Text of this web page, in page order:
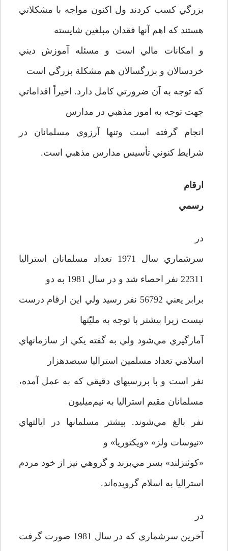
بزرگي کسب کردند ول اکنون مواجه با مشکلاتي
هستند که اهم آنها فقدان مبلغين شايسته
و امکانات مالي است و مسئله آموزش ديني
خردسالان و بزرگسالان هم مشکلة بزرگي است
که توجه به آن ضرورتي کامل دارد. اخيراً اقداماتي
جهت توجه به امور مذهبي در مدارس
انجام گرفته است وتنها آرزوي مسلمانان در
شرايط کنوني تأسيس مدارس مذهبي است.
ارقام
رسمي
در
سرشماري سال 1971 تعداد مسلمانان استراليا
22311 نفر احصاء شد و در سال 1981 به دو
برابر يعني 56792 نفر رسيد ولي اين ارقام درست
نيست زيرا بيشتر با توجه به مليّتها
آمارگيري مي‌شود ولي به گفته يکي از سازمانهاي
اسلامي تعداد مسلمين استراليا سيصدهزار
نفر است و با بررسيهاي دقيقي که به عمل آمده،
مسلمانان مقيم استراليا به نيم‌ميليون
نفر بالغ مي‌شوند. بيشتر مسلمانها در ايالتهاي
«نيوسات ولز» «ويکتوريا» و
«کوئنزلند» بسر مي‌برند و گروهي نيز از خود مردم
استراليا به اسلام گرويده‌اند.
در
آخرين سرشماري که در سال 1981 صورت گرفت